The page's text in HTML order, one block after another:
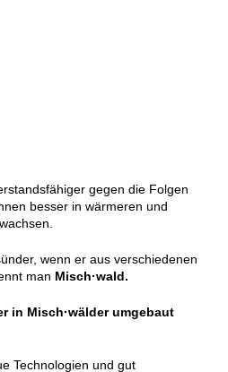
gegen die Folgen
besser in wärmeren und
wenn er aus verschiedenen
man Misch·wald.
in Misch·wälder umgebaut
Technologien und gut